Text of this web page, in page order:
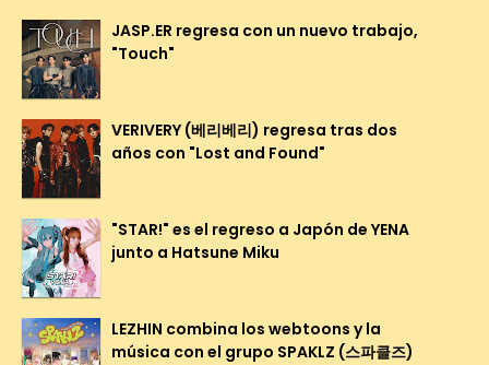
JASP.ER regresa con un nuevo trabajo,
"Touch"
VERIVERY (베리베리) regresa tras dos
años con "Lost and Found"
"STAR!" es el regreso a Japón de YENA
junto a Hatsune Miku
LEZHIN combina los webtoons y la
música con el grupo SPAKLZ (스파클즈)